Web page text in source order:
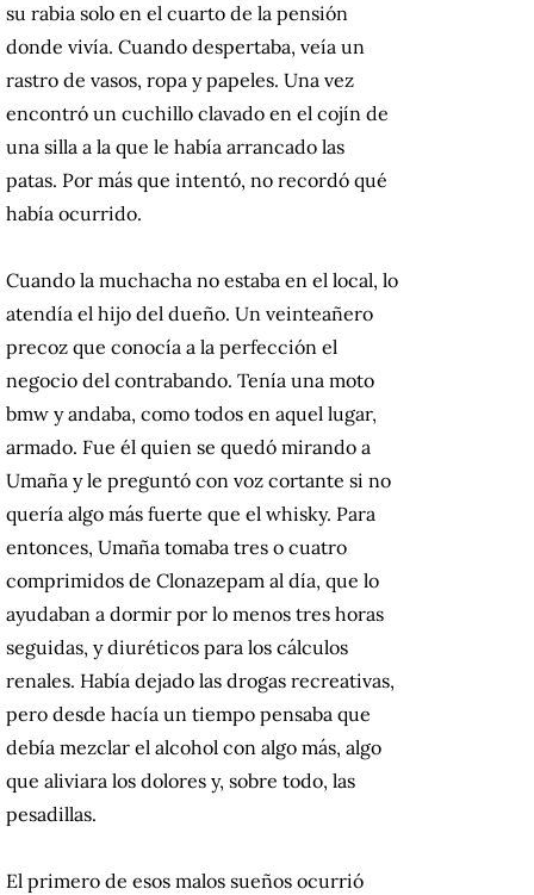
su rabia solo en el cuarto de la pensión
donde vivía. Cuando despertaba, veía un
rastro de vasos, ropa y papeles. Una vez
encontró un cuchillo clavado en el cojín de
una silla a la que le había arrancado las
patas. Por más que intentó, no recordó qué
había ocurrido.
Cuando la muchacha no estaba en el local, lo
atendía el hijo del dueño. Un veinteañero
precoz que conocía a la perfección el
negocio del contrabando. Tenía una moto
bmw y andaba, como todos en aquel lugar,
armado. Fue él quien se quedó mirando a
Umaña y le preguntó con voz cortante si no
quería algo más fuerte que el whisky. Para
entonces, Umaña tomaba tres o cuatro
comprimidos de Clonazepam al día, que lo
ayudaban a dormir por lo menos tres horas
seguidas, y diuréticos para los cálculos
renales. Había dejado las drogas recreativas,
pero desde hacía un tiempo pensaba que
debía mezclar el alcohol con algo más, algo
que aliviara los dolores y, sobre todo, las
pesadillas.
El primero de esos malos sueños ocurrió